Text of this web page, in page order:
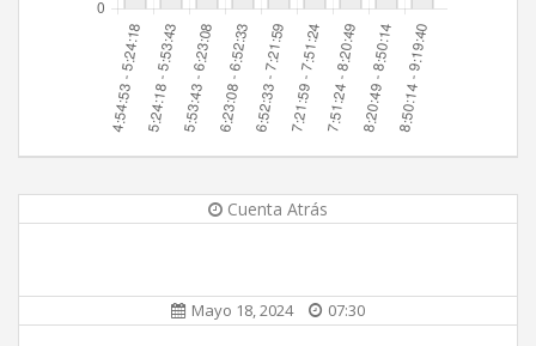
Cuenta Atrás
Mayo 18, 2024 07:30